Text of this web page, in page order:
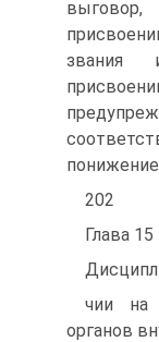
выговор,
звания
202
Глава 15
чии на
органов